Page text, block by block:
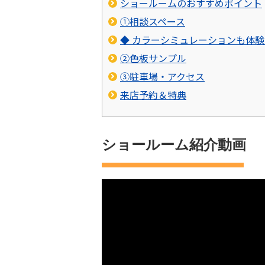
ショールームのおすすめポイント
①相談スペース
◆ カラーシミュレーションも体
②色板サンプル
③駐車場・アクセス
来店予約＆特典
ショールーム紹介動画